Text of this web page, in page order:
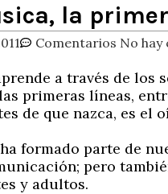
la
Comentarios No
a través de los
primeras líneas,
de que nazca, es el
formado parte de
pero
y adultos.